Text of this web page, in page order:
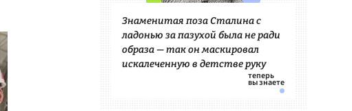
Знаменитая поза Сталина с
ладонью за пазухой была не ради
образа — так он маскировал
искалеченную в детстве руку